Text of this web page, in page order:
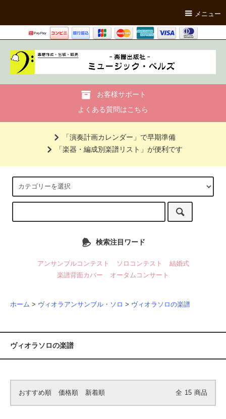
メニュー
お客様サポート
よくある質問はこちら
「演奏計画カレンダー」で早期準備
「楽器・編成別楽譜リスト」が便利です
検索注目ワード
アンサンブルコンテスト ソロコンテスト
結婚式
楽譜背面カバー
オータムコンサート
ホーム > ヴィオラアンサンブル・ソロ > ヴィオラソロの楽譜
ヴィオラソロの楽譜
おすすめ順 価格順 新着順 全 15 商品